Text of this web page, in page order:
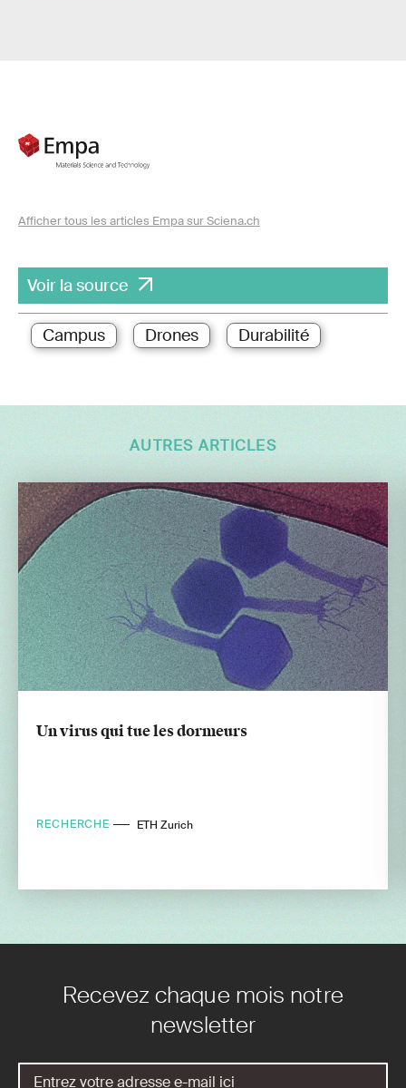
Afficher tous les articles Empa sur Sciena.ch
Voir la source
Campus Drones Durabilité
AUTRES ARTICLES
Un virus qui tue les dormeurs
RECHERCHE ETH Zurich
Recevez chaque mois notre
newsletter